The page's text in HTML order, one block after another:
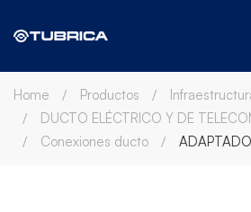
Home Productos
DUCTO ELÉCTRICO Y DE
Conexiones ducto